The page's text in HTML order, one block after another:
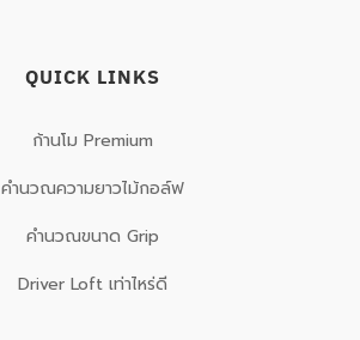
QUICK LINKS
ก้านโม Premium
คำนวณความยาวไม้กอล์ฟ
คำนวณขนาด Grip
Driver Loft เท่าไหร่ดี